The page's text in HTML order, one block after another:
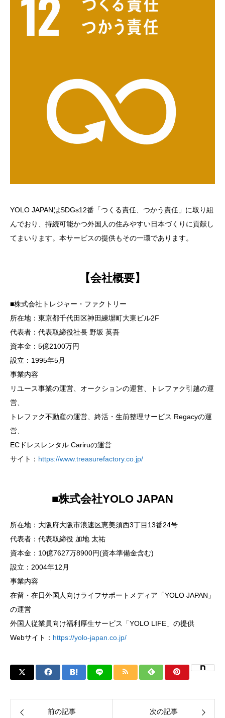
YOLO JAPANはSDGs12番「つくる責任、つかう責任」に取り組
んでおり、持続可能かつ外国人の住みやすい日本づくりに貢献し
てまいります。本サービスの提供もその一環であります。
【会社概要】
■株式会社トレジャー・ファクトリー
所在地：東京都千代田区神田練塀町大東ビル2F
代表者：代表取締役社長 野坂 英吾
資本金：5億2100万円
設立：1995年5月
事業内容
リユース事業の運営、オークションの運営、トレファク引越の運
営、
トレファク不動産の運営、終活・生前整理サービス Regacyの運
営、
ECドレスレンタル Cariruの運営
サイト： https://www.treasurefactory.co.jp/
■株式会社YOLO JAPAN
所在地：⼤阪府⼤阪市浪速区恵美須⻄3丁⽬13番24号
代表者：代表取締役 加地 太祐
資本金：10億7627万8900円(資本準備金含む)
設⽴：2004年12⽉
事業内容
在留・在日外国人向けライフサポートメディア「YOLO JAPAN」
の運営
外国人従業員向け福利厚生サービス「YOLO LIFE」の提供
Webサイト： https://yolo-japan.co.jp/
前の記事 次の記事